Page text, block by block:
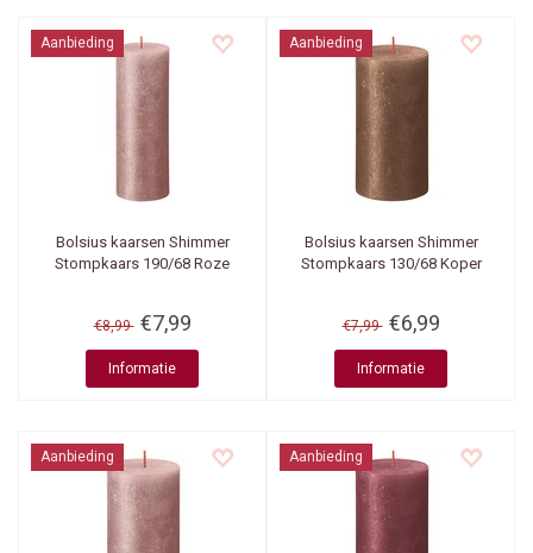
Aanbieding
Bolsius kaarsen Shimmer
Stompkaars 190/68 Roze
€8,99 €7,99
Informatie
Aanbieding
Bolsius kaarsen Shimmer
Stompkaars 130/68 Koper
€7,99 €6,99
Informatie
Aanbieding Aanbieding